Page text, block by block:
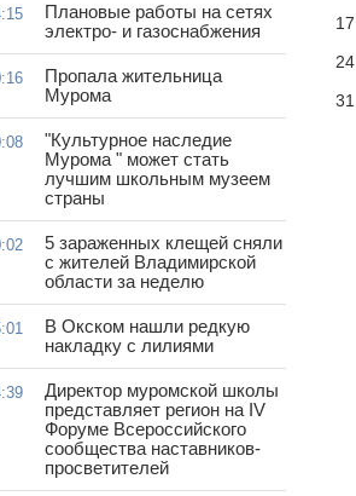
Плановые работы на сетях
электро- и газоснабжения
Пропала жительница
Мурома
"Культурное наследие
Мурома " может стать
лучшим школьным музеем
страны
5 зараженных клещей сняли
с жителей Владимирской
области за неделю
В Окском нашли редкую
накладку с лилиями
Директор муромской школы
представляет регион на IV
Форуме Всероссийского
сообщества наставников-
просветителей
17
24
31